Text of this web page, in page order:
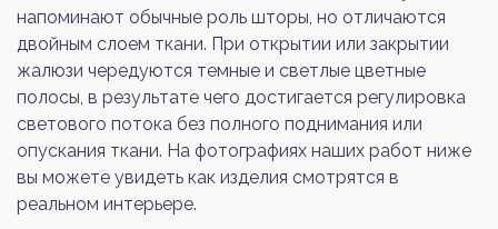
напоминают обычные роль шторы, но отличаются
двойным слоем ткани. При открытии или закрытии
жалюзи чередуются темные и светлые цветные
полосы, в результате чего достигается регулировка
светового потока без полного поднимания или
опускания ткани. На фотографиях наших работ ниже
вы можете увидеть как изделия смотрятся в
реальном интерьере.